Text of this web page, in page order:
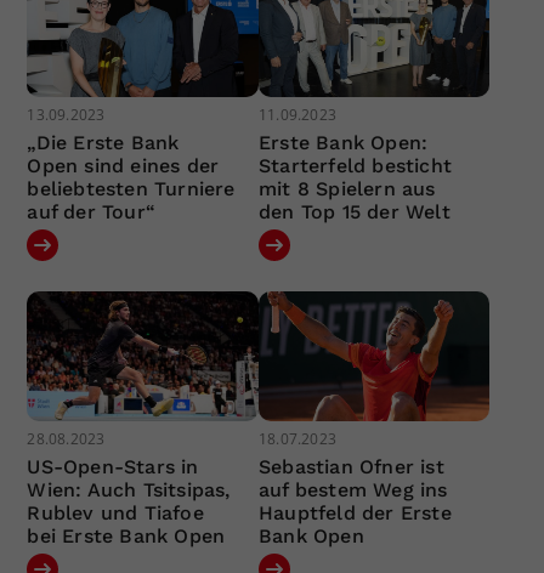
13.09.2023
„Die Erste Bank
Open sind eines der
beliebtesten Turniere
auf der Tour“
11.09.2023
Erste Bank Open:
Starterfeld besticht
mit 8 Spielern aus
den Top 15 der Welt
28.08.2023
US-Open-Stars in
Wien: Auch Tsitsipas,
Rublev und Tiafoe
bei Erste Bank Open
18.07.2023
Sebastian Ofner ist
auf bestem Weg ins
Hauptfeld der Erste
Bank Open